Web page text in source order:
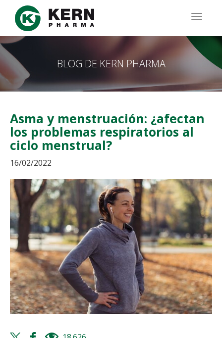
Pasar
contenido
principal
BLOG DE KERN PHARMA
Asma y menstruación: ¿afectan
los problemas respiratorios al
ciclo menstrual?
16/02/2022